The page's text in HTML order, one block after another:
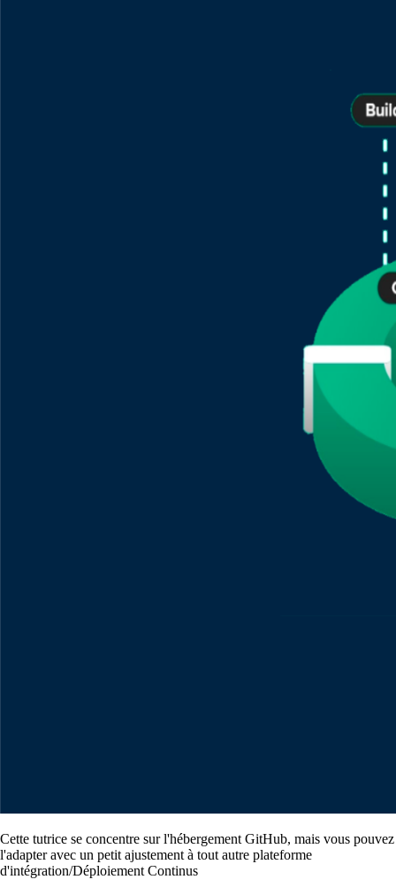
Cette tutrice se concentre sur l'hébergement GitHub, mais vous pouvez
l'adapter avec un petit ajustement à tout autre plateforme
d'intégration/Déploiement Continus